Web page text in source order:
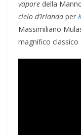
vapore della
cielo d’Irlanda per
Massimiliano
magnifico classico